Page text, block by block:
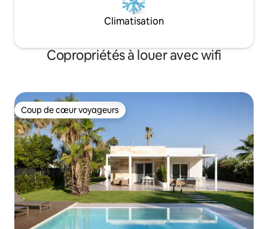
Climatisation
Copropriétés à louer avec wifi
Coup de cœur voyageurs
Coup de cœur voyageurs